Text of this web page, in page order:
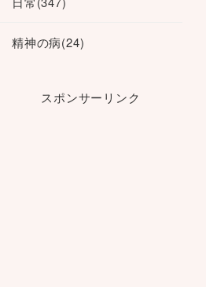
精神の病(24)
スポンサーリンク